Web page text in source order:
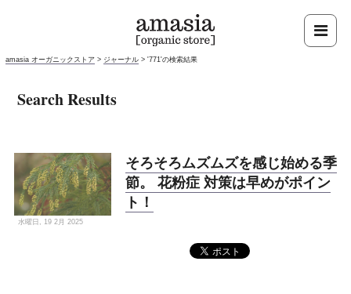
amasia オーガニックストア > ジャーナル >'771'の検索結果
Search Results
そろそろムズムズを感じ始める季
節。 花粉症 対策は早めがポイン
ト！
水曜日, 19 2月 2025